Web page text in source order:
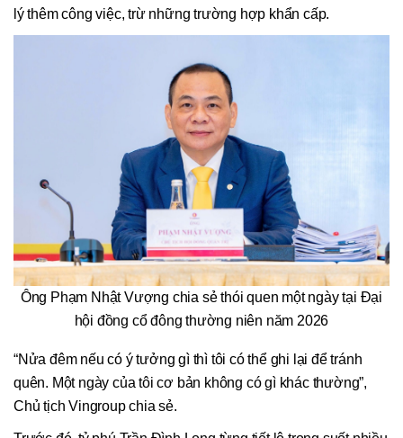
lý thêm công việc, trừ những trường hợp khẩn cấp.
Ông Phạm Nhật Vượng chia sẻ thói quen một ngày tại Đại
hội đồng cổ đông thường niên năm 2026
“Nửa đêm nếu có ý tưởng gì thì tôi có thể ghi lại để tránh
quên. Một ngày của tôi cơ bản không có gì khác thường”,
Chủ tịch Vingroup chia sẻ.